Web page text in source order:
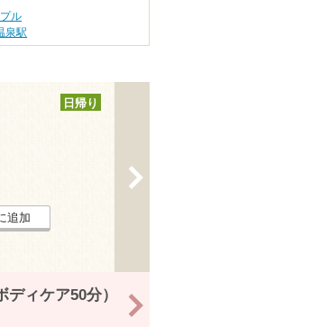
ル
泉駅
日帰り
追加
ィケア50分）